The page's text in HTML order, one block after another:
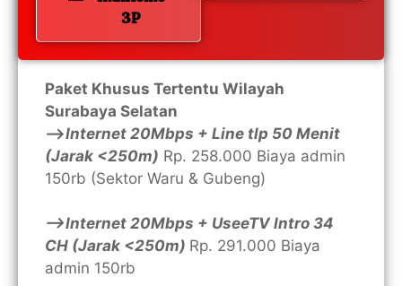
3P
Paket Khusus Tertentu Wilayah
Surabaya Selatan
—>Internet 20Mbps + Line tlp 50 Menit
(Jarak <250m) Rp. 258.000 Biaya admin
150rb (Sektor Waru & Gubeng)
—>Internet 20Mbps + UseeTV Intro 34
CH (Jarak <250m) Rp. 291.000 Biaya
admin 150rb